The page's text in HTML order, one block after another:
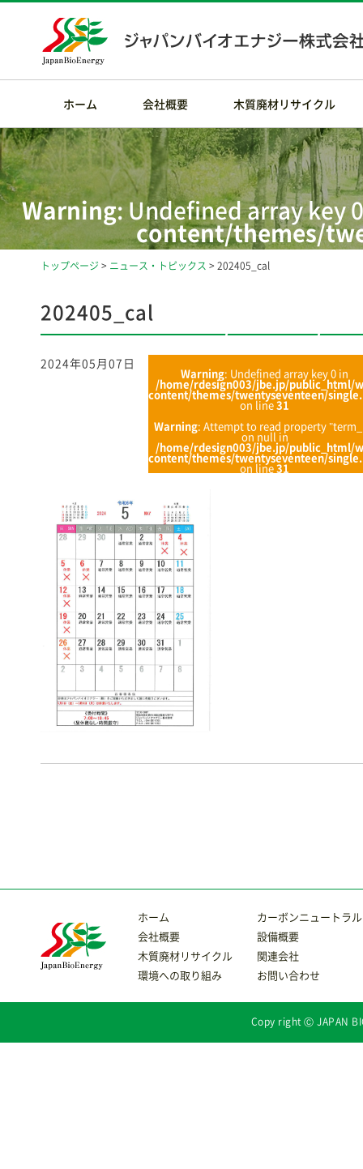
ホーム 会社概要 木質廃材リサイクル
Warning: Undefined array key
content/themes/
Warning: Attempt
content/themes/
トップページ > ニュース・トピックス > 202405_cal
202405_cal
2024年05月07日
Warning: Undefined array key 0 in
/home/rdesign003/jbe.jp/public_html/
content/themes/twentyseventeen/
on line31
Warning: Attempt to read property
on null in
/home/rdesign003/jbe.jp/public_html/
content/themes/twentyseventeen/
on line31
ホーム
会社概要
木質廃材リサイクル
環境への取り組み
カーボンニュートラル
設備概要
関連会社
お問い合わせ
Copy right Ⓒ JAPAN